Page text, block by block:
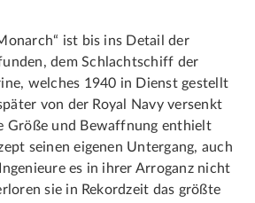
ist bis ins Detail der
dem Schlachtschiff der
welches 1940 in Dienst gestellt
von der Royal Navy versenkt
Größe und Bewaffnung enthielt
seinen eigenen Untergang, auch
es in ihrer Arroganz nicht
sie in Rekordzeit das größte